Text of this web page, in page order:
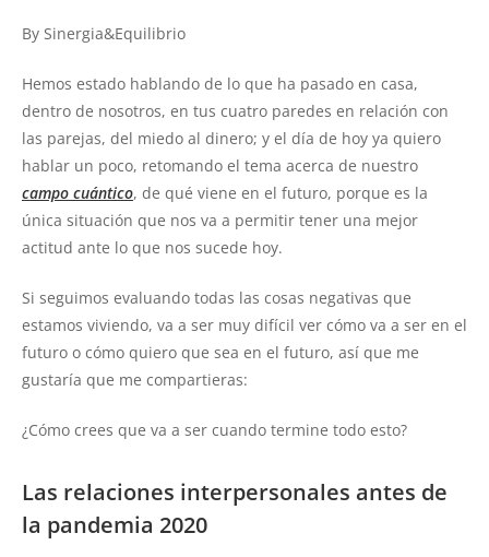
By Sinergia&Equilibrio
Hemos estado hablando de lo que ha pasado en casa,
dentro de nosotros, en tus cuatro paredes en relación con
las parejas, del miedo al dinero; y el día de hoy ya quiero
hablar un poco, retomando el tema acerca de nuestro
campo cuántico, de qué viene en el futuro, porque es la
única situación que nos va a permitir tener una mejor
actitud ante lo que nos sucede hoy.
Si seguimos evaluando todas las cosas negativas que
estamos viviendo, va a ser muy difícil ver cómo va a ser en el
futuro o cómo quiero que sea en el futuro, así que me
gustaría que me compartieras:
¿Cómo crees que va a ser cuando termine todo esto?
Las relaciones interpersonales antes de
la pandemia 2020